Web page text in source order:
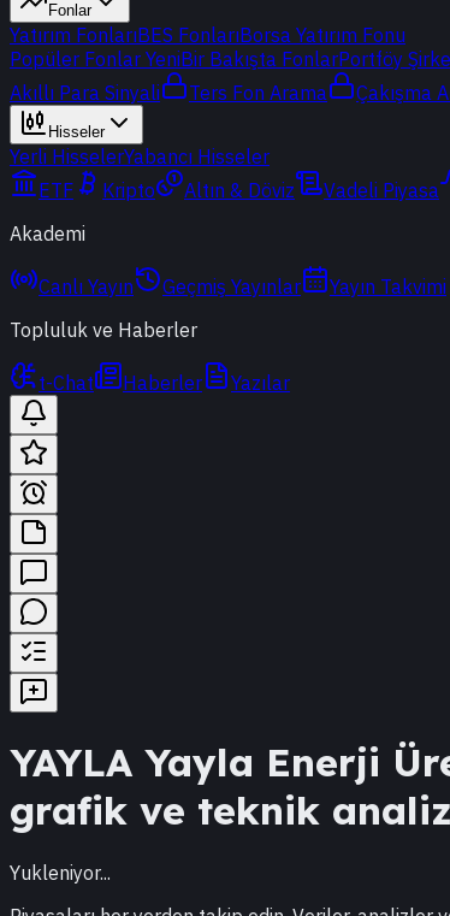
Fonlar
Yatırım FonlarıBES FonlarıBorsa Yatırım Fonu
Popüler Fonlar YeniBir Bakışta FonlarPortföy
Akıllı Para Sinyali
Ters Fon Arama Çakışma
Hisseler
Yerli HisselerYabancı Hisseler
ETF
Kripto Altın & Döviz Vadeli Piyasa
Akademi
Canlı Yayın Geçmiş Yayınlar
Yayın Takvimi
Topluluk ve Haberler
t-Chat Haberler Yazılar
YAYLA Yayla Enerji
grafik ve teknik analiz
Yukleniyor...